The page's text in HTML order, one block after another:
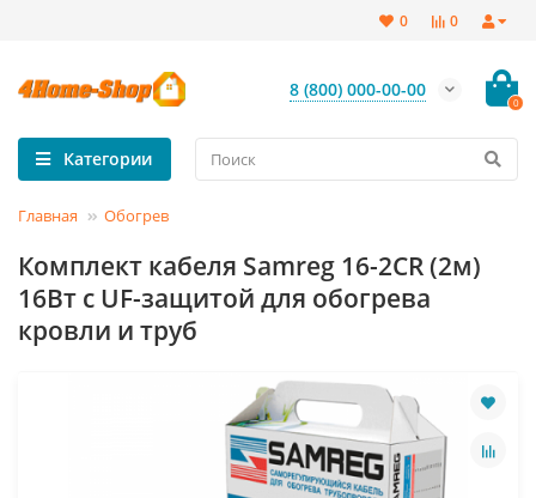
0
0
8 (800) 000-00-00
0
Категории
Главная Обогрев
Комплект кабеля Samreg 16-2CR (2м)
16Вт с UF-защитой для обогрева
кровли и труб